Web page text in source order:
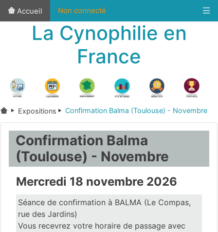
Accueil Non connecté
La Cynophilie en
France
Expositions Confirmation Balma (Toulouse) - Novembre
Confirmation Balma
(Toulouse) - Novembre
Mercredi 18 novembre 2026
Séance de confirmation à BALMA (Le Compas,
rue des Jardins)
Vous recevrez votre horaire de passage avec